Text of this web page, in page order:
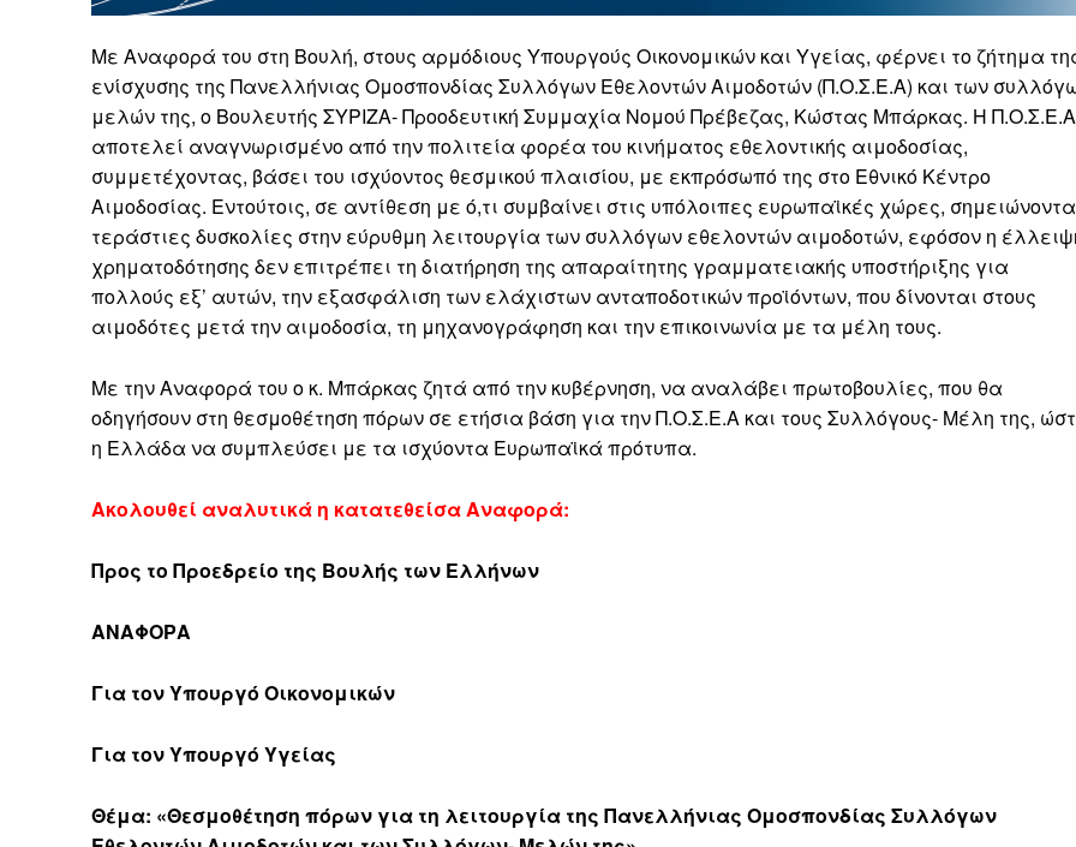
Με Αναφορά του στη Βουλή, στους αρμόδιους Υπουργούς Οικονομικών και Υγείας, φέρνει το ζήτημα
ενίσχυσης της Πανελλήνιας Ομοσπονδίας Συλλόγων Εθελοντών Αιμοδοτών (Π.Ο.Σ.Ε.Α) και των
μελών της, ο Βουλευτής ΣΥΡΙΖΑ- Προοδευτική Συμμαχία Νομού Πρέβεζας, Κώστας Μπάρκας. Η Π.Ο.Σ.Ε.Α
αποτελεί αναγνωρισμένο από την πολιτεία φορέα του κινήματος εθελοντικής αιμοδοσίας,
συμμετέχοντας, βάσει του ισχύοντος θεσμικού πλαισίου, με εκπρόσωπό της στο Εθνικό Κέντρο
Αιμοδοσίας. Εντούτοις, σε αντίθεση με ό,τι συμβαίνει στις υπόλοιπες ευρωπαϊκές χώρες,
τεράστιες δυσκολίες στην εύρυθμη λειτουργία των συλλόγων εθελοντών αιμοδοτών, εφόσον η
χρηματοδότησης δεν επιτρέπει τη διατήρηση της απαραίτητης γραμματειακής υποστήριξης για
πολλούς εξ’ αυτών, την εξασφάλιση των ελάχιστων ανταποδοτικών προϊόντων, που δίνονται στους
αιμοδότες μετά την αιμοδοσία, τη μηχανογράφηση και την επικοινωνία με τα μέλη τους.
Με την Αναφορά του ο κ. Μπάρκας ζητά από την κυβέρνηση, να αναλάβει πρωτοβουλίες, που θα
οδηγήσουν στη θεσμοθέτηση πόρων σε ετήσια βάση για την Π.Ο.Σ.Ε.Α και τους Συλλόγους- Μέλη της,
η Ελλάδα να συμπλεύσει με τα ισχύοντα Ευρωπαϊκά πρότυπα.
Ακολουθεί αναλυτικά η κατατεθείσα Αναφορά:
Προς το Προεδρείο της Βουλής των Ελλήνων
ΑΝΑΦΟΡΑ
Για τον Υπουργό Οικονομικών
Για τον Υπουργό Υγείας
Θέμα: «Θεσμοθέτηση πόρων για τη λειτουργία της Πανελλήνιας Ομοσπονδίας Συλλόγων